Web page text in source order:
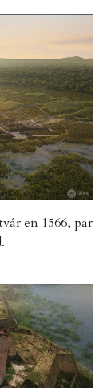
en 1566, par